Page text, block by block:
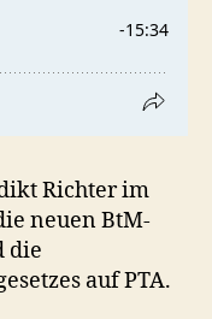
Richter im
neuen BtM-
die
auf PTA.